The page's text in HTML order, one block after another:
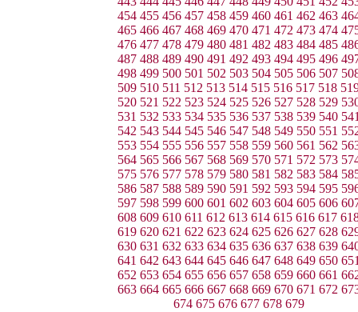
454 455 456 457 458 459 460 461 462 463
465 466 467 468 469 470 471 472 473 474
476 477 478 479 480 481 482 483 484 485
487 488 489 490 491 492 493 494 495 496
498 499 500 501 502 503 504 505 506 507
509 510 511 512 513 514 515 516 517 518
520 521 522 523 524 525 526 527 528 529
531 532 533 534 535 536 537 538 539 540
542 543 544 545 546 547 548 549 550 551
553 554 555 556 557 558 559 560 561 562
564 565 566 567 568 569 570 571 572 573
575 576 577 578 579 580 581 582 583 584
586 587 588 589 590 591 592 593 594 595
597 598 599 600 601 602 603 604 605 606
608 609 610 611 612 613 614 615 616 617
619 620 621 622 623 624 625 626 627 628
630 631 632 633 634 635 636 637 638 639
641 642 643 644 645 646 647 648 649 650
652 653 654 655 656 657 658 659 660 661
663 664 665 666 667 668 669 670 671 672
674 675 676 677 678 679